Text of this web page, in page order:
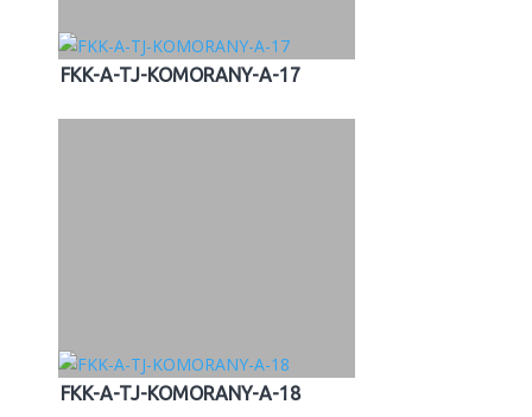
FKK-A-TJ-KOMORANY-A-17
FKK-A-TJ-KOMORANY-A-18